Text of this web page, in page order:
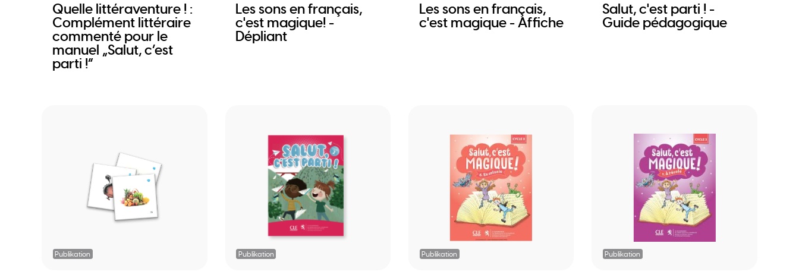
Quelle littéraventure ! :
Complément littéraire
commenté pour le
manuel „Salut, c’est
parti !“
Les sons en français,
c'est magique! -
Dépliant
Les sons en français,
c'est magique - Affiche
Salut, c'est parti ! -
Guide pédagogique
Publikation Publikation Publikation Publikation